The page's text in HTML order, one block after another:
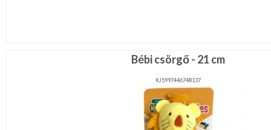
Bébi csörgő - 21 cm
KJ5997446748137